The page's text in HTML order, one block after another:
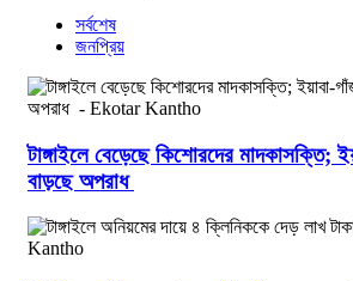
সর্বশেষ
জনপ্রিয়
টাঙ্গাইলে বেড়েছে কিশোরদের মাদকাসক্তি;
বাড়ছে অপরাধ